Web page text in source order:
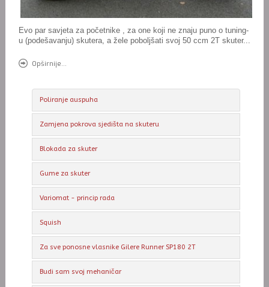
Evo par savjeta za početnike , za one koji ne znaju puno o tuning-
u (podešavanju) skutera, a žele poboljšati svoj 50 ccm 2T skuter...
Opširnije...
Poliranje auspuha
Zamjena pokrova sjedišta na skuteru
Blokada za skuter
Gume za skuter
Variomat - princip rada
Squish
Za sve ponosne vlasnike Gilere Runner SP180 2T
Budi sam svoj mehaničar